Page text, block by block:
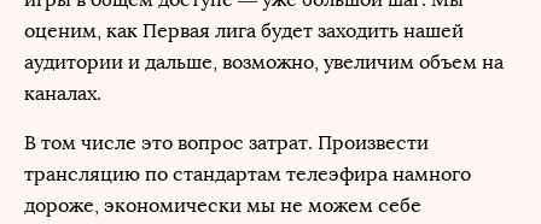
оценим, как Первая лига будет заходить нашей
аудитории и дальше, возможно, увеличим объем на
каналах.
В том числе это вопрос затрат. Произвести
трансляцию по стандартам телеэфира намного
дороже, экономически мы не можем себе